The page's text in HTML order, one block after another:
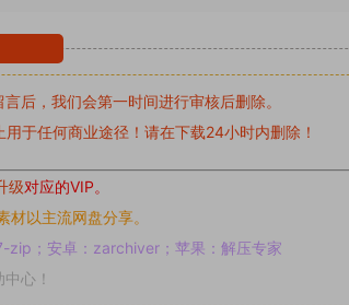
言后，我们会第一时间进行审核后删除。
于任何商业途径！请在下载24小时内删除！
级对应的VIP。
材以主流网盘分享。
zip；安卓：zarchiver；苹果：解压专家
心！